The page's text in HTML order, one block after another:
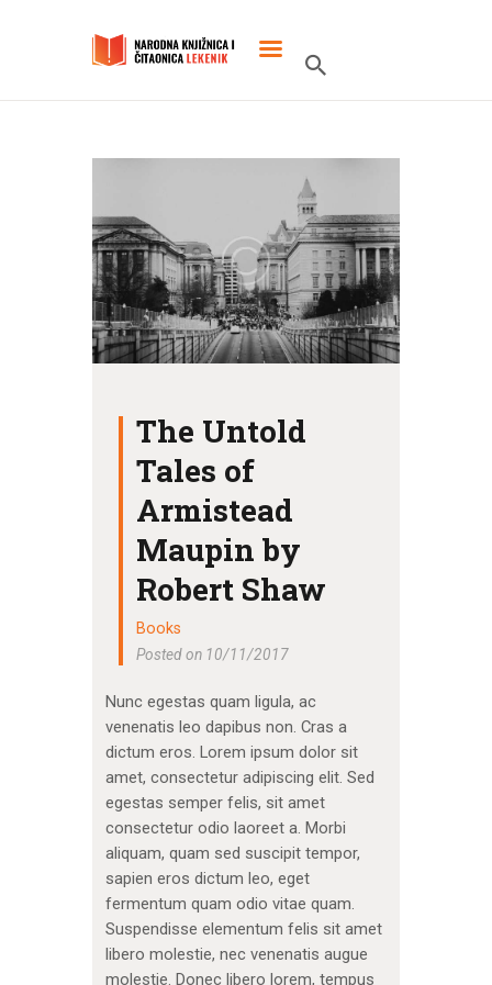
POČETNA
SLUŽBENI DOKUMENTI
PROJEKTI
The Untold
Tales of
Armistead
Maupin by
Robert Shaw
Books
Posted on 10/11/2017
Nunc egestas quam ligula, ac
venenatis leo dapibus non. Cras a
dictum eros. Lorem ipsum dolor sit
amet, consectetur adipiscing elit. Sed
egestas semper felis, sit amet
consectetur odio laoreet a. Morbi
aliquam, quam sed suscipit tempor,
sapien eros dictum leo, eget
fermentum quam odio vitae quam.
Suspendisse elementum felis sit amet
libero molestie, nec venenatis augue
molestie. Donec libero lorem, tempus